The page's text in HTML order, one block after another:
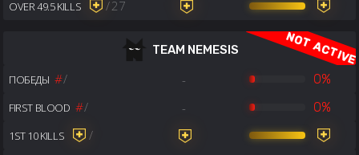
OVER 49.5 KILLS /27
TEAM NEMESIS
ПОБЕДЫ #/ - 0%
FIRST BLOOD #/ - 0%
1ST 10 KILLS /